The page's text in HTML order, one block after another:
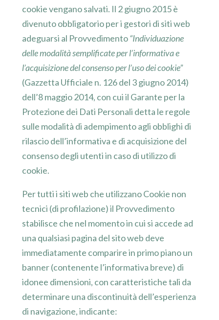
cookie vengano salvati. Il 2 giugno 2015 è
divenuto obbligatorio per i gestori di siti web
adeguarsi al Provvedimento“Individuazione
delle modalità semplificate per l’informativa e
l’acquisizione del consenso per l’uso dei cookie”
(Gazzetta Ufficiale n. 126 del 3 giugno 2014)
dell’8 maggio 2014, con cui il Garante per la
Protezione dei Dati Personali detta le regole
sulle modalità di adempimento agli obblighi di
rilascio dell’informativa e di acquisizione del
consenso degli utenti in caso di utilizzo di
cookie.
Per tutti i siti web che utilizzano Cookie non
tecnici (di profilazione) il Provvedimento
stabilisce che nel momento in cui si accede ad
una qualsiasi pagina del sito web deve
immediatamente comparire in primo piano un
banner (contenente l’informativa breve) di
idonee dimensioni, con caratteristiche tali da
determinare una discontinuità dell’esperienza
di navigazione, indicante: